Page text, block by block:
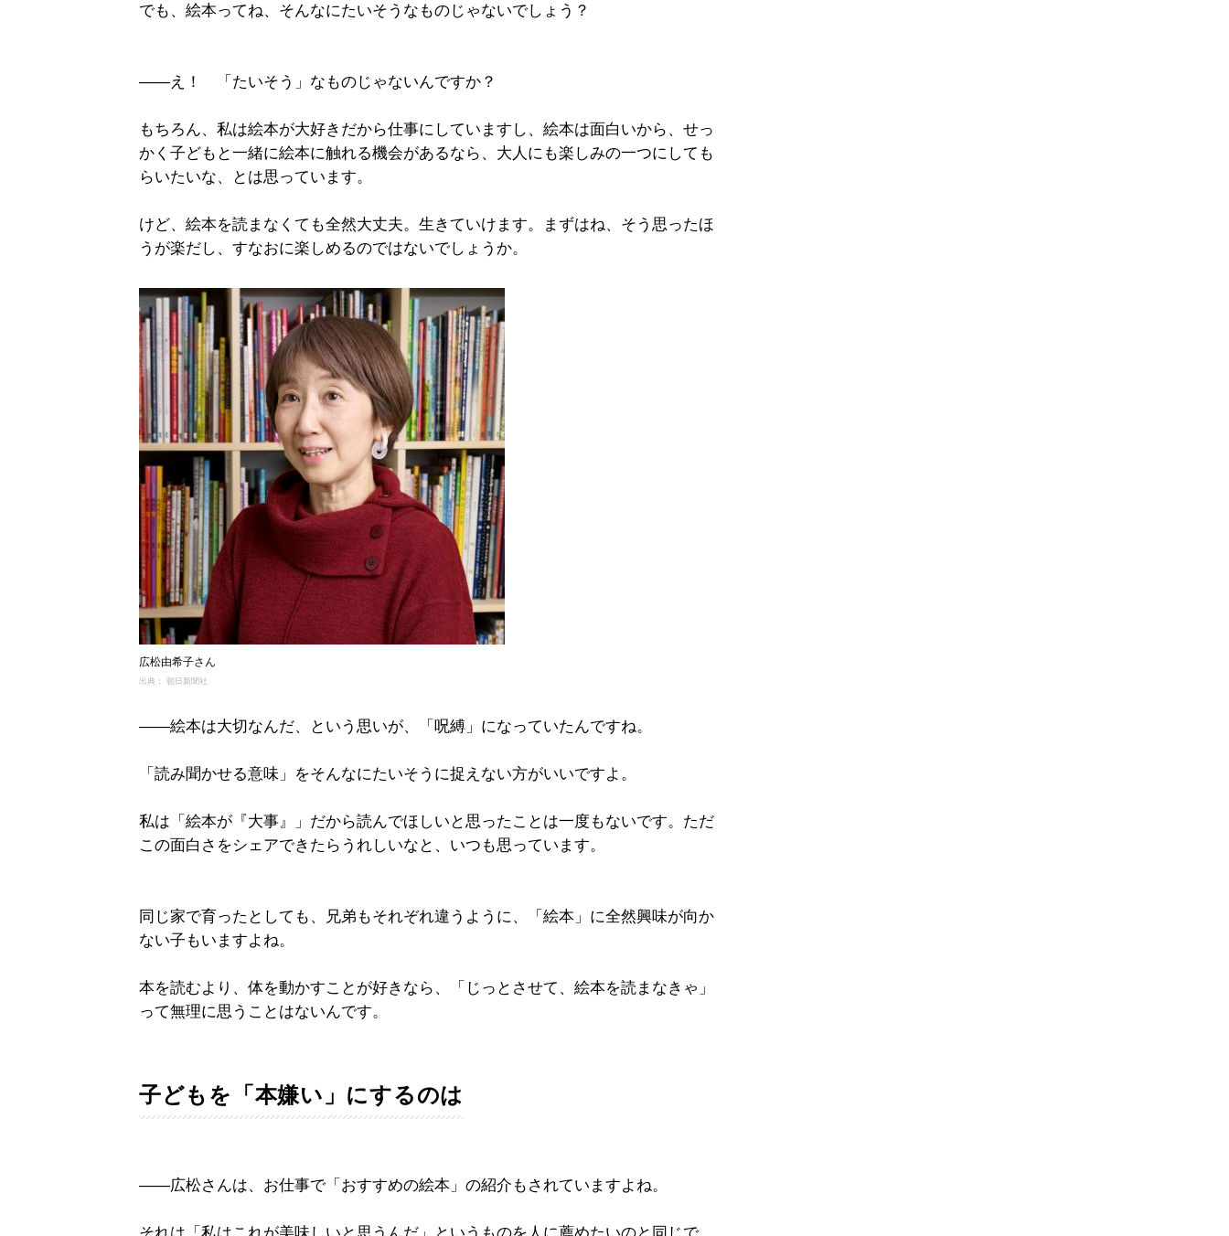
でも、絵本ってね、そんなにたいそうなものじゃないでしょう？
――え！ 「たいそう」なものじゃないんですか？
もちろん、私は絵本が大好きだから仕事にしていますし、絵本は面白いから、せっ
かく子どもと一緒に絵本に触れる機会があるなら、大人にも楽しみの一つにしても
らいたいな、とは思っています。
けど、絵本を読まなくても全然大丈夫。生きていけます。まずはね、そう思ったほ
うが楽だし、すなおに楽しめるのではないでしょうか。
広松由希子さん
出典： 朝日新聞社
――絵本は大切なんだ、という思いが、「呪縛」になっていたんですね。
「読み聞かせる意味」をそんなにたいそうに捉えない方がいいですよ。
私は「絵本が『大事』」だから読んでほしいと思ったことは一度もないです。ただ
この面白さをシェアできたらうれしいなと、いつも思っています。
同じ家で育ったとしても、兄弟もそれぞれ違うように、「絵本」に全然興味が向か
ない子もいますよね。
本を読むより、体を動かすことが好きなら、「じっとさせて、絵本を読まなきゃ」
って無理に思うことはないんです。
子どもを「本嫌い」にするのは
――広松さんは、お仕事で「おすすめの絵本」の紹介もされていますよね。
それは「私はこれが美味しいと思うんだ」というものを人に薦めたいのと同じで